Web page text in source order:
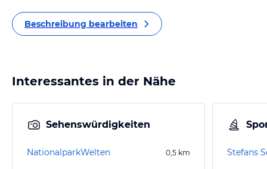
Beschreibung bearbeiten
Interessantes in der Nähe
Sehenswürdigkeiten
NationalparkWelten 0,5 km